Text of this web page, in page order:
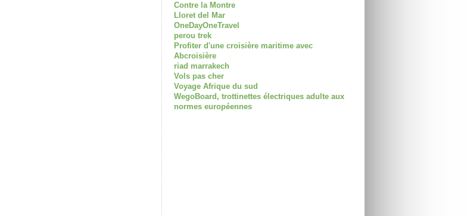
Contre la Montre
Lloret del Mar
OneDayOneTravel
perou trek
Profiter d'une croisière maritime avec
Abcroisière
riad marrakech
Vols pas cher
Voyage Afrique du sud
WegoBoard, trottinettes électriques adulte aux
normes européennes